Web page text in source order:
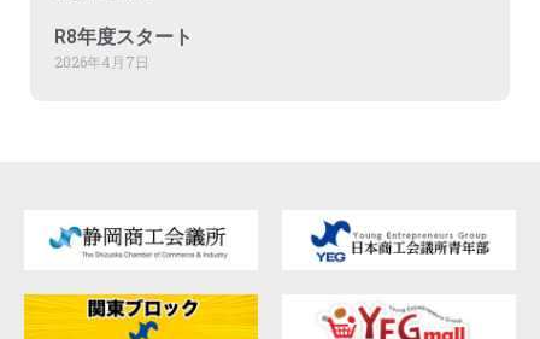
R8年度スタート
2026年4月7日